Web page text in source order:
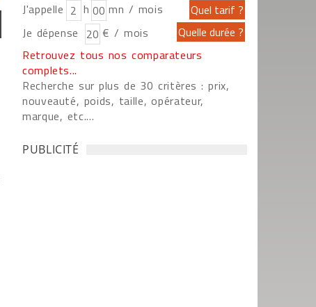
J'appelle h
mn / mois
Je dépense
€ / mois
Retrouvez tous nos comparateurs
complets...
Recherche sur plus de 30 critères : prix,
nouveauté, poids, taille, opérateur,
marque, etc....
PUBLICITÉ